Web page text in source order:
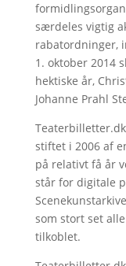
særdeles vigtig
rabatordninger,
1. oktober 2014
hektiske år,
Johanne Prahl
stiftet i 2006 af
på relativt få år
står for digitale
som stort set
tilkoblet.